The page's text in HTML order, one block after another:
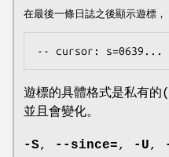
在最後一條日誌之後顯示遊標
-- cursor: s=0639...
遊標的具體格式是私有的
並且會變化。
-S, --since=, -U,